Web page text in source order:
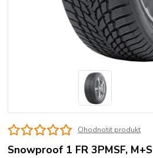
Ohodnotit produkt
Snowproof 1 FR 3PMSF, M+S